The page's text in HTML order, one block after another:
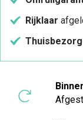
Rijklaar